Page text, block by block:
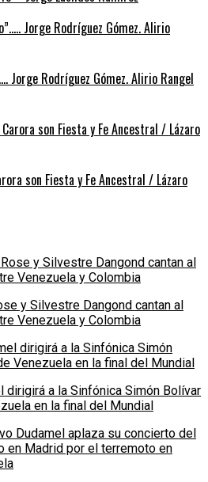
Jorge Rodríguez Gómez. Alirio Rangel
son Fiesta y Fe Ancestral / Lázaro
y Silvestre Dangond cantan al
Venezuela y Colombia
dirigirá a la Sinfónica Simón Bolívar
en la final del Mundial